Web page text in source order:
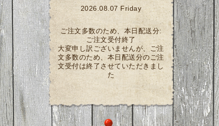
2026.08.07 Friday
ご注文多数のため、本日配送分:
ご注文受付終了
大変申し訳ございませんが、ご注
文多数のため、本日配送分のご注
文受付は終了させていただきまし
た